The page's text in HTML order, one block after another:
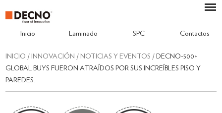
Inicio Laminado SPC Contactos
INICIO / INNOVACIÓN / NOTICIAS Y EVENTOS / DECNO-500+
GLOBAL BUYS FUERON ATRAÍDOS POR SUS INCREÍBLES PISO Y
PAREDES.